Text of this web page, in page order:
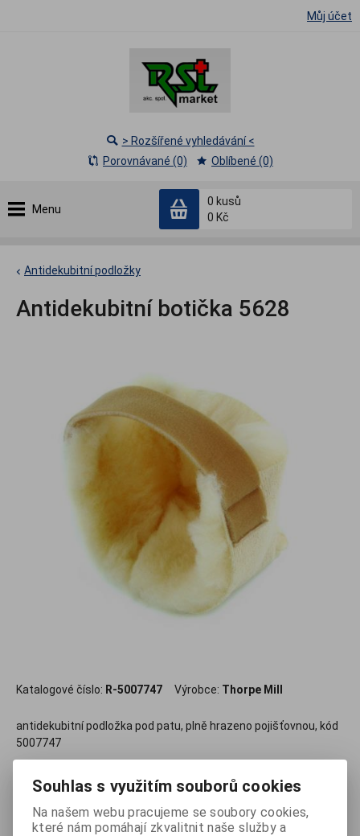
Můj účet
Menu
0 kusů
0 Kč
> Rozšířené vyhledávání <
Porovnávané (0)
Oblíbené (0)
Antidekubitní podložky
Antidekubitní botička 5628
Katalogové číslo: R-5007747 Výrobce: Thorpe Mill
antidekubitní podložka pod patu, plně hrazeno pojišťovnou, kód
5007747
310 Kč (Vaše cena bez DPH:277 Kč)

Souhlas s využitím souborů cookies
Na našem webu pracujeme se soubory cookies,
které nám pomáhají zkvalitnit naše služby a